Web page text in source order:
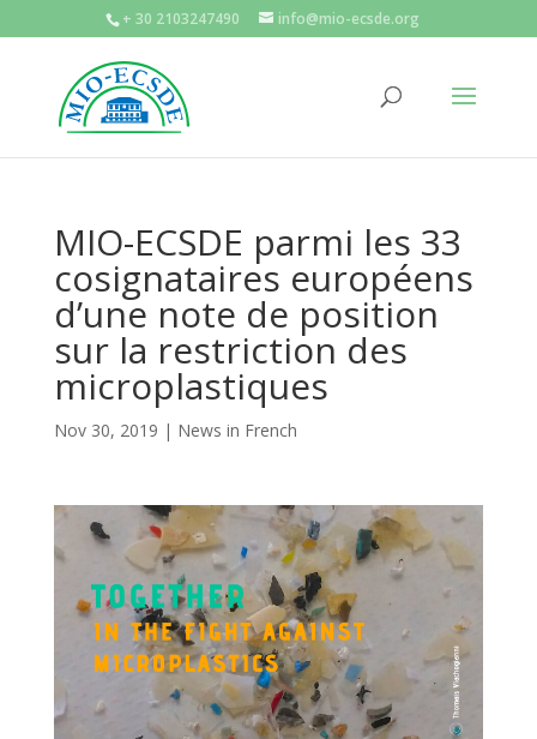
+ 30 2103247490 info@mio-ecsde.org
MIO-ECSDE parmi les 33
cosignataires européens
d’une note de position
sur la restriction des
microplastiques
Nov 30, 2019 | News in French